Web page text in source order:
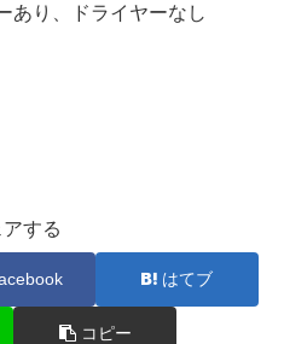
あり、ドライヤーなし
アする
はてブ
コピー